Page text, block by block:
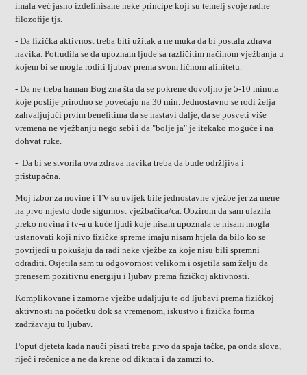
imala već jasno izdefinisane neke principe koji su temelj svoje radne
filozofije tjs.
- Da fizička aktivnost treba biti užitak a ne muka da bi postala zdrava
navika. Potrudila se da upoznam ljude sa različitim načinom vježbanja u
kojem bi se mogla roditi ljubav prema svom ličnom afinitetu.
- Da ne treba haman Bog zna šta da se pokrene dovoljno je 5-10 minuta
koje poslije prirodno se povećaju na 30 min. Jednostavno se rodi želja
zahvaljujući prvim benefitima da se nastavi dalje, da se posveti više
vremena ne vježbanju nego sebi i da "bolje ja" je itekako moguće i na
dohvat ruke.
- Da bi se stvorila ova zdrava navika treba da bude održljiva i
pristupačna.
Moj izbor za novine i TV su uvijek bile jednostavne vježbe jer za mene
na prvo mjesto dođe sigurnost vježbačica/ca. Obzirom da sam ulazila
preko novina i tv-a u kuće ljudi koje nisam upoznala te nisam mogla
ustanovati koji nivo fizičke spreme imaju nisam htjela da bilo ko se
povrijedi u pokušaju da radi neke vježbe za koje nisu bili spremni
odraditi. Osjetila sam tu odgovornost velikom i osjetila sam želju da
prenesem pozitivnu energiju i ljubav prema fizičkoj aktivnosti.
Komplikovane i zamorne vježbe udaljuju te od ljubavi prema fizičkoj
aktivnosti na početku dok sa vremenom, iskustvo i fizička forma
zadržavaju tu ljubav.
Poput djeteta kada nauči pisati treba prvo da spaja tačke, pa onda slova,
riječ i rečenice a ne da krene od diktata i da zamrzi to.